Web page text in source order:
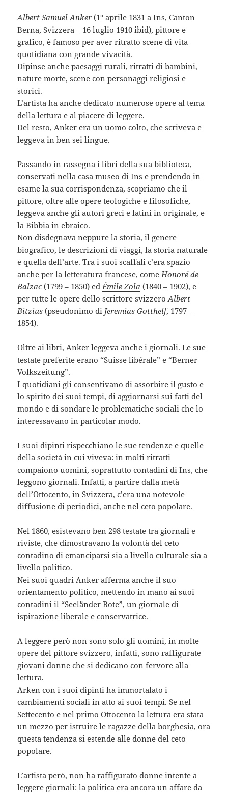
Albert Samuel Anker (1° aprile 1831 a Ins, Canton
Berna, Svizzera – 16 luglio 1910 ibid), pittore e
grafico, è famoso per aver ritratto scene di vita
quotidiana con grande vivacità.
Dipinse anche paesaggi rurali, ritratti di bambini,
nature morte, scene con personaggi religiosi e
storici.
L’artista ha anche dedicato numerose opere al tema
della lettura e al piacere di leggere.
Del resto, Anker era un uomo colto, che scriveva e
leggeva in ben sei lingue.
Passando in rassegna i libri della sua biblioteca,
conservati nella casa museo di Ins e prendendo in
esame la sua corrispondenza, scopriamo che il
pittore, oltre alle opere teologiche e filosofiche,
leggeva anche gli autori greci e latini in originale, e
la Bibbia in ebraico.
Non disdegnava neppure la storia, il genere
biografico, le descrizioni di viaggi, la storia naturale
e quella dell’arte. Tra i suoi scaffali c’era spazio
anche per la letteratura francese, come Honoré de
Balzac(1799 – 1850) ed Émile Zola (1840 – 1902), e
per tutte le opere dello scrittore svizzeroAlbert
Bitzius (pseudonimo di Jeremias Gotthelf, 1797 –
1854).
Oltre ai libri, Anker leggeva anche i giornali. Le sue
testate preferite erano “Suisse libérale” e “Berner
Volkszeitung”.
I quotidiani gli consentivano di assorbire il gusto e
lo spirito dei suoi tempi, di aggiornarsi sui fatti del
mondo e di sondare le problematiche sociali che lo
interessavano in particolar modo.
I suoi dipinti rispecchiano le sue tendenze e quelle
della società in cui viveva: in molti ritratti
compaiono uomini, soprattutto contadini di Ins, che
leggono giornali. Infatti, a partire dalla metà
dell’Ottocento, in Svizzera, c’era una notevole
diffusione di periodici, anche nel ceto popolare.
Nel 1860, esistevano ben 298 testate tra giornali e
riviste, che dimostravano la volontà del ceto
contadino di emanciparsi sia a livello culturale sia a
livello politico.
Nei suoi quadri Anker afferma anche il suo
orientamento politico, mettendo in mano ai suoi
contadini il “Seeländer Bote”, un giornale di
ispirazione liberale e conservatrice.
A leggere però non sono solo gli uomini, in molte
opere del pittore svizzero, infatti, sono raffigurate
giovani donne che si dedicano con fervore alla
lettura.
Arken con i suoi dipinti ha immortalato i
cambiamenti sociali in atto ai suoi tempi. Se nel
Settecento e nel primo Ottocento la lettura era stata
un mezzo per istruire le ragazze della borghesia, ora
questa tendenza si estende alle donne del ceto
popolare.
L’artista però, non ha raffigurato donne intente a
leggere giornali: la politica era ancora un affare da